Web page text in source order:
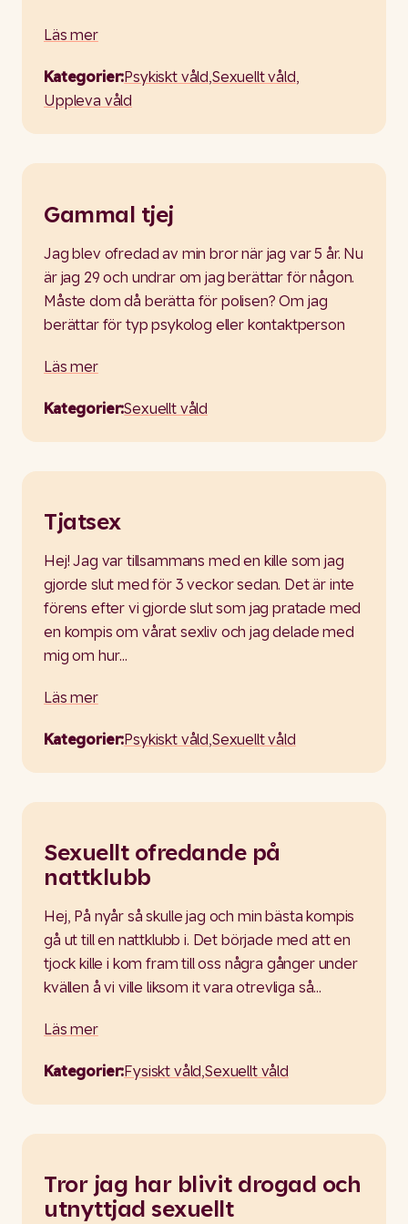
Läs mer
Kategorier:Psykiskt våld,Sexuellt våld,
Uppleva våld
Gammal tjej
Jag blev ofredad av min bror när jag var 5 år. Nu
är jag 29 och undrar om jag berättar för någon.
Måste dom då berätta för polisen? Om jag
berättar för typ psykolog eller kontaktperson
Läs mer
Kategorier:Sexuellt våld
Tjatsex
Hej! Jag var tillsammans med en kille som jag
gjorde slut med för 3 veckor sedan. Det är inte
förens efter vi gjorde slut som jag pratade med
en kompis om vårat sexliv och jag delade med
mig om hur…
Läs mer
Kategorier:Psykiskt våld,Sexuellt våld
Sexuellt ofredande på
nattklubb
Hej, På nyår så skulle jag och min bästa kompis
gå ut till en nattklubb i. Det började med att en
tjock kille i kom fram till oss några gånger under
kvällen å vi ville liksom it vara otrevliga så…
Läs mer
Kategorier:Fysiskt våld,Sexuellt våld
Tror jag har blivit drogad och
utnyttjad sexuellt